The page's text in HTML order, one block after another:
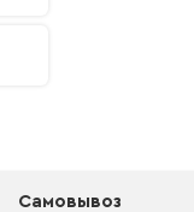
Самовывоз